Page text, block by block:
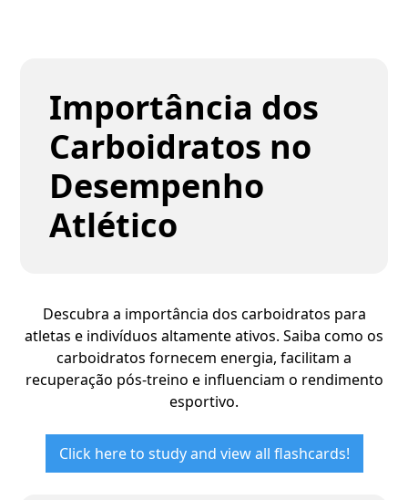
Importância dos
Carboidratos no
Desempenho
Atlético
Descubra a importância dos carboidratos para
atletas e indivíduos altamente ativos. Saiba como os
carboidratos fornecem energia, facilitam a
recuperação pós-treino e influenciam o rendimento
esportivo.
Click here to study and view all flashcards!